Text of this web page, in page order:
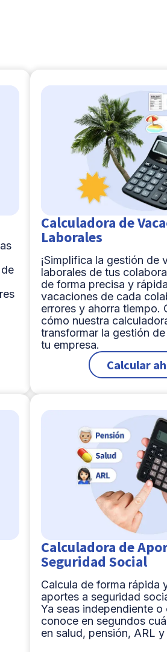
Calculadora de
Laborales
¡Simplifica la gestión de
laborales de tus
de forma precisa y
vacaciones de cada
errores y ahorra tiempo.
cómo nuestra
transformar la gestión
tu empresa.
Calcular
Calculadora de
Seguridad Social
Calcula de forma rápida
aportes a seguridad
Ya seas independiente o
conoce en segundos
en salud, pensión, ARL y